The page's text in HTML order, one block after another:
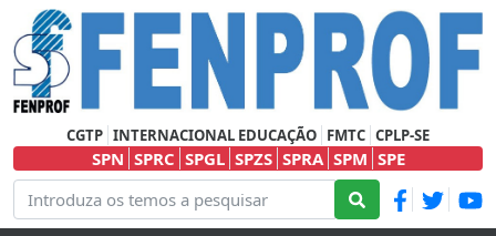
CGTP INTERNACIONAL EDUCAÇÃO FMTC CPLP-SE
SPN SPRC SPGL SPZS SPRA SPM SPE